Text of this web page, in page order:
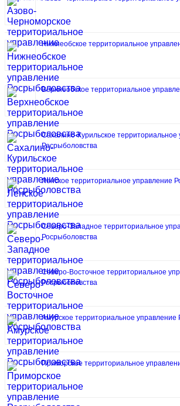
Нижнеобское территориальное
Верхнеобское территориальное
Сахалино-Курильское территориальное
Росрыболовства
Ленское территориальное управление
Северо-Западное территориальное
Росрыболовства
Северо-Восточное территориальное
Росрыболовства
Амурское территориальное управление
Приморское территориальное